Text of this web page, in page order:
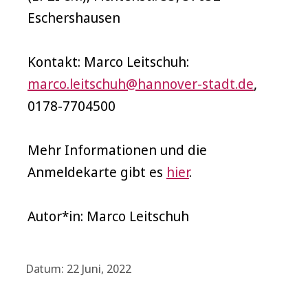
Eschershausen
Kontakt: Marco Leitschuh:
marco.leitschuh@hannover-stadt.de,
0178-7704500
Mehr Informationen und die
Anmeldekarte gibt es hier.
Autor*in: Marco Leitschuh
Datum: 22 Juni, 2022